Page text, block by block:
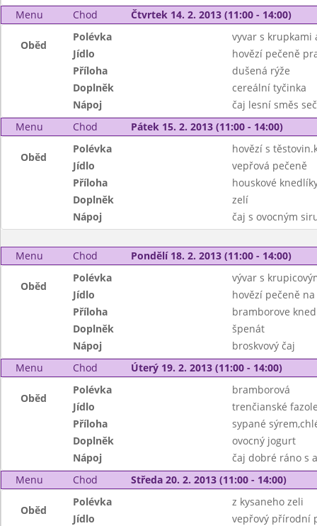
Menu
Chod Čtvrtek 14. 2. 2013 (11:00 - 14:00)
Oběd
Polévka
vyvar s krupkami
Jídlo
hovězí pečeně
Příloha
dušená rýže
Doplněk
cereální tyčinka
Nápoj
čaj lesní směs
Menu
Chod Pátek 15. 2. 2013 (11:00 - 14:00)
Oběd
Polévka
hovězí s
Jídlo
vepřová pečeně
Příloha
houskové
Doplněk
zelí
Nápoj
čaj s ovocným
Menu Chod Pondělí 18. 2. 2013 (11:00 - 14:00)
Oběd
Polévka
vývar s
Jídlo
hovězí pečeně
Příloha
bramborove
Doplněk
špenát
Nápoj
broskvový čaj
Menu
Chod Úterý 19. 2. 2013 (11:00 - 14:00)
Oběd
Polévka
bramborová
Jídlo
trenčianské
Příloha
sypané
Doplněk
ovocný jogurt
Nápoj
čaj dobré ráno s
Menu
Chod Středa 20. 2. 2013 (11:00 - 14:00)
Oběd
Polévka
z kysaneho zeli
Jídlo
vepřový přírodní